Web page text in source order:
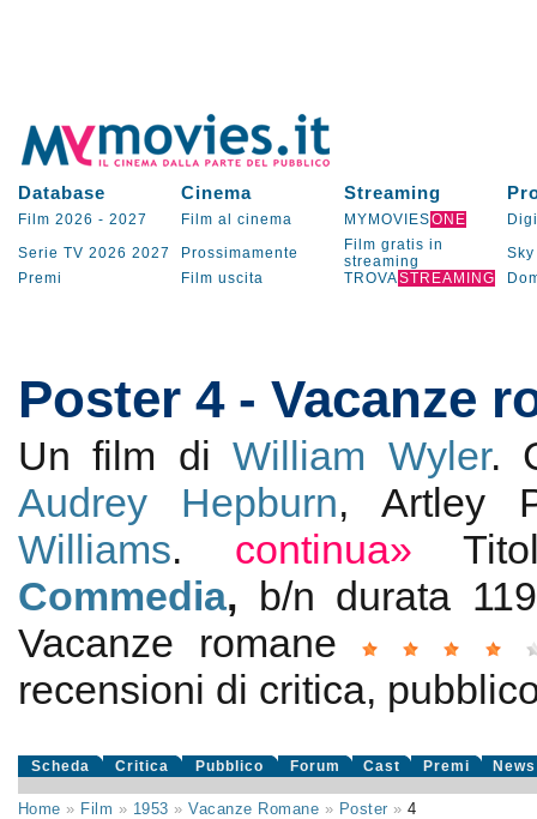
Database Cinema Streaming
Film 2026 - 2027 Film al cinema MYMOVIESONE
Serie TV 2026 2027 Prossimamente
Film gratis in
streaming
Sky
Premi
Film uscita TROVASTREAMING
Poster 4 - Vacanze
Un film diWilliam Wyler.
Audrey Hepburn, Artley
Williams. continua»
Commedia, b/n durata
Vacanze romane
recensioni di critica,
Scheda Critica Pubblico Forum Cast Premi News
Home » Film » 1953 »Vacanze Romane » Poster »4